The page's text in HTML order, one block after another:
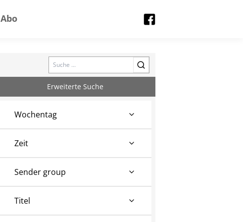
Abo
Search
Erweiterte Suche
Wochentag
Zeit
Sender group
Titel